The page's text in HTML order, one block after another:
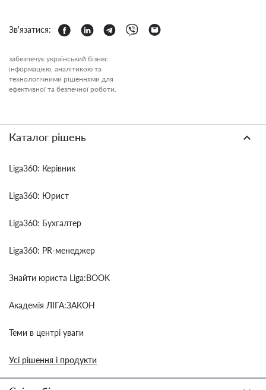
Зв'язатися:
забезпечує український бізнес
інформацією, аналітикою та
технологічними рішеннями для
ефективної та безпечної роботи.
Каталог рішень
Liga360: Керівник
Liga360: Юрист
Liga360: Бухгалтер
Liga360: PR-менеджер
Знайти юриста Liga:BOOK
Академія ЛІГА:ЗАКОН
Теми в центрі уваги
Усі рішення і продукти